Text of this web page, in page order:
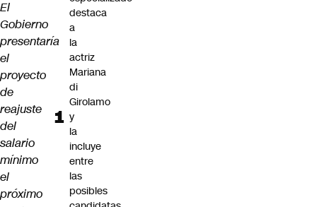
El
Gobierno
presentaría
el
proyecto
de
reajuste
del
salario
mínimo
el
próximo
destaca
a
la
actriz
Mariana
di
Girolamo
y
la
incluye
entre
las
posibles